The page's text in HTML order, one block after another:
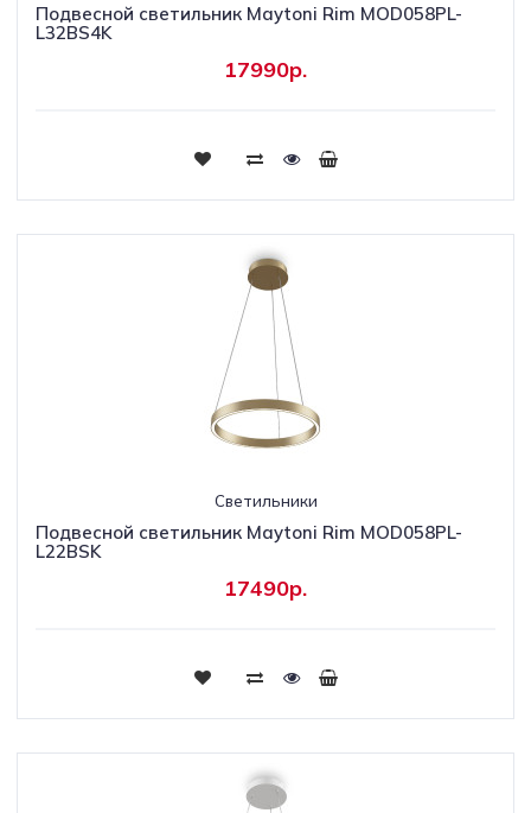
Подвесной светильник Maytoni Rim MOD058PL-
L32BS4K
17990р.
Светильники
Подвесной светильник Maytoni Rim MOD058PL-
L22BSK
17490р.